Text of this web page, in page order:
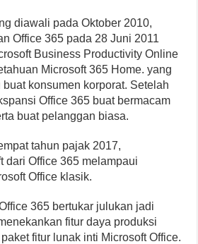
diawali pada Oktober 2010,
Office 365 pada 28 Juni 2011
Business Productivity Online
Microsoft 365 Home. yang
konsumen korporat. Setelah
Office 365 buat bermacam
buat pelanggan biasa.
tahun pajak 2017,
dari Office 365 melampaui
Office klasik.
365 bertukar julukan jadi
fitur daya produksi
fitur lunak inti Microsoft Office.